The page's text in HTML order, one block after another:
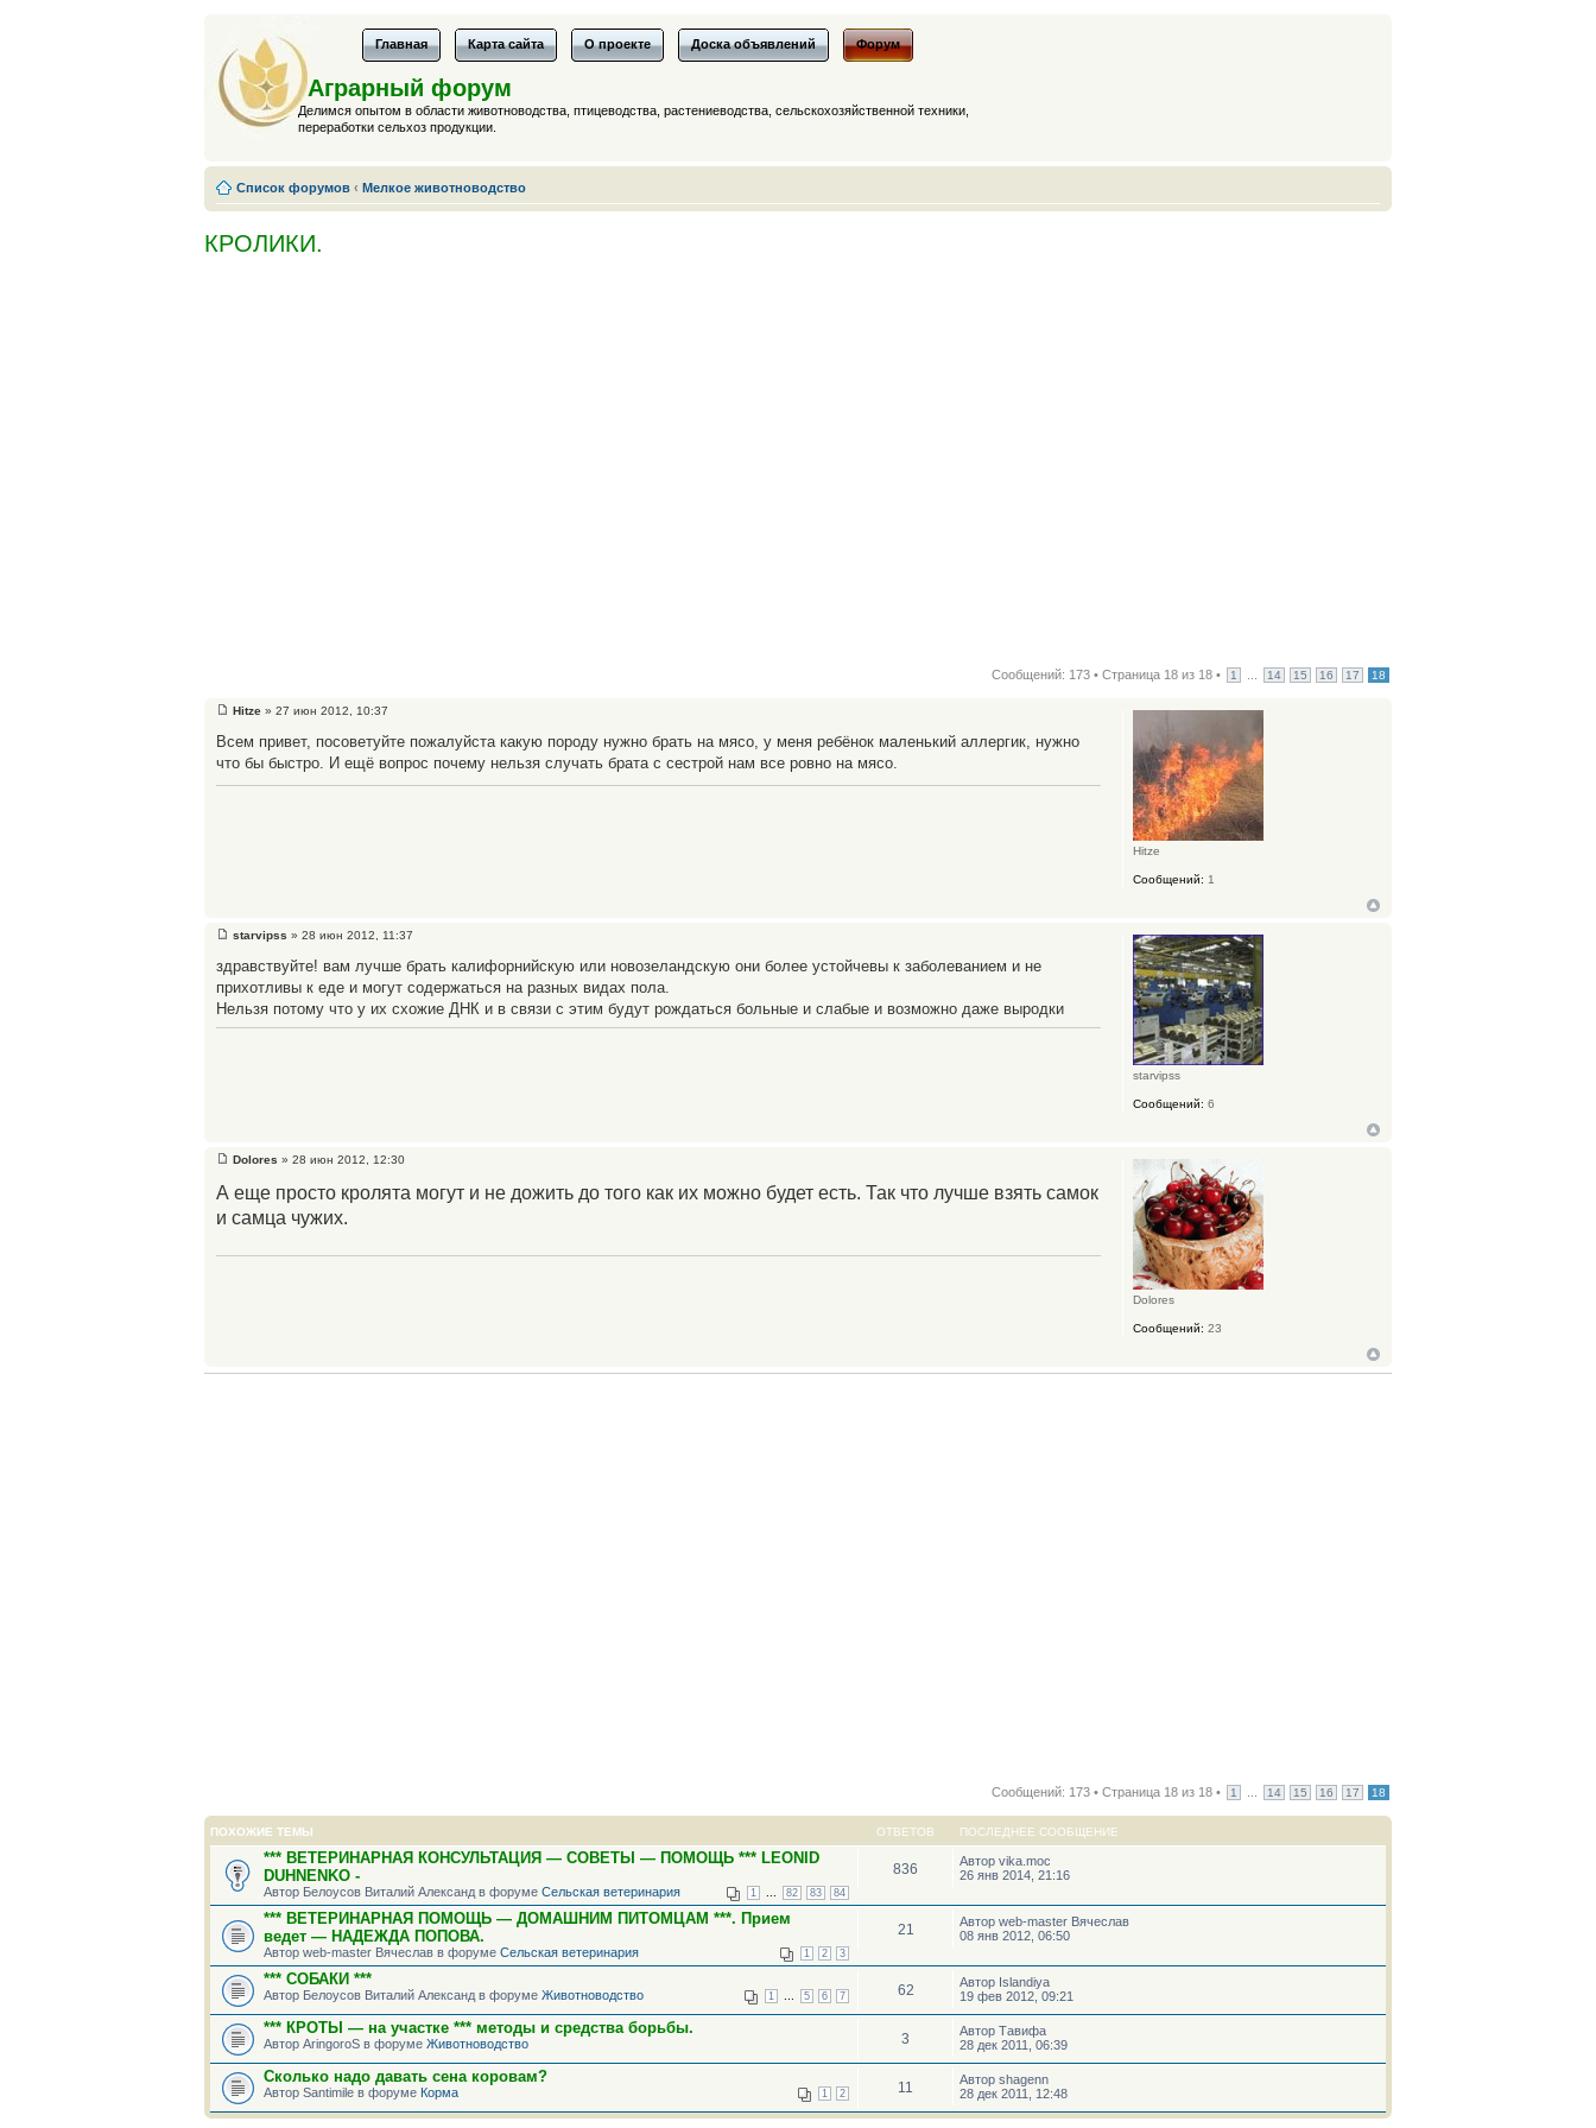
Главная Карта сайта О проекте Доска объявлений Форум
Аграрный форум
Делимся опытом в области животноводства, птицеводства, растениеводства, сельскохозяйственной техники,
переработки сельхоз продукции.
Список форумов ‹ Мелкое животноводство
КРОЛИКИ.
Сообщений: 173 • Страница 18 из 18 • 1 14 15 16 17 18
Hitze » 27 июн 2012, 10:37
Всем привет, посоветуйте пожалуйста какую породу нужно брать на мясо, у меня ребёнок маленький аллергик, нужно
что бы быстро. И ещё вопрос почему нельзя случать брата с сестрой нам все ровно на мясо.
Hitze
Сообщений: 1
starvipss » 28 июн 2012, 11:37
здравствуйте! вам лучше брать калифорнийскую или новозеландскую они более устойчевы к заболеванием и не
прихотливы к еде и могут содержаться на разных видах пола.
Нельзя потому что у их схожие ДНК и в связи с этим будут рождаться больные и слабые и возможно даже выродки
starvipss
Сообщений: 6
Dolores » 28 июн 2012, 12:30
А еще просто кролята могут и не дожить до того как их можно будет есть. Так что лучше взять самок
и самца чужих.
Dolores
Сообщений: 23
Сообщений: 173 • Страница 18 из 18 • 1 14 15 16 17 18
ПОХОЖИЕ ТЕМЫ ОТВЕТОВ ПОСЛЕДНЕЕ СООБЩЕНИЕ
*** ВЕТЕРИНАРНАЯ КОНСУЛЬТАЦИЯ — СОВЕТЫ — ПОМОЩЬ *** LEONID
DUHNENKO -
1 82 83 84
Автор Белоусов Виталий Александ в форуме Сельская ветеринария
836
Автор vika.moc
26 янв 2014, 21:16
*** ВЕТЕРИНАРНАЯ ПОМОЩЬ — ДОМАШНИМ ПИТОМЦАМ ***. Прием
ведет — НАДЕЖДА ПОПОВА.
1 2 3
Автор web-master Вячеслав в форуме Сельская ветеринария
21
Автор web-master Вячеслав
08 янв 2012, 06:50
*** СОБАКИ ***
1 5 6 7
Автор Белоусов Виталий Александ в форуме Животноводство 62
Автор Islandiya
19 фев 2012, 09:21
*** КРОТЫ — на участке *** методы и средства борьбы.
Автор AringoroS в форуме Животноводство 3
Автор Тавифа
28 дек 2011, 06:39
Сколько надо давать сена коровам?
1 2
Автор Santimile в форуме Корма 11
Автор shagenn
28 дек 2011, 12:48